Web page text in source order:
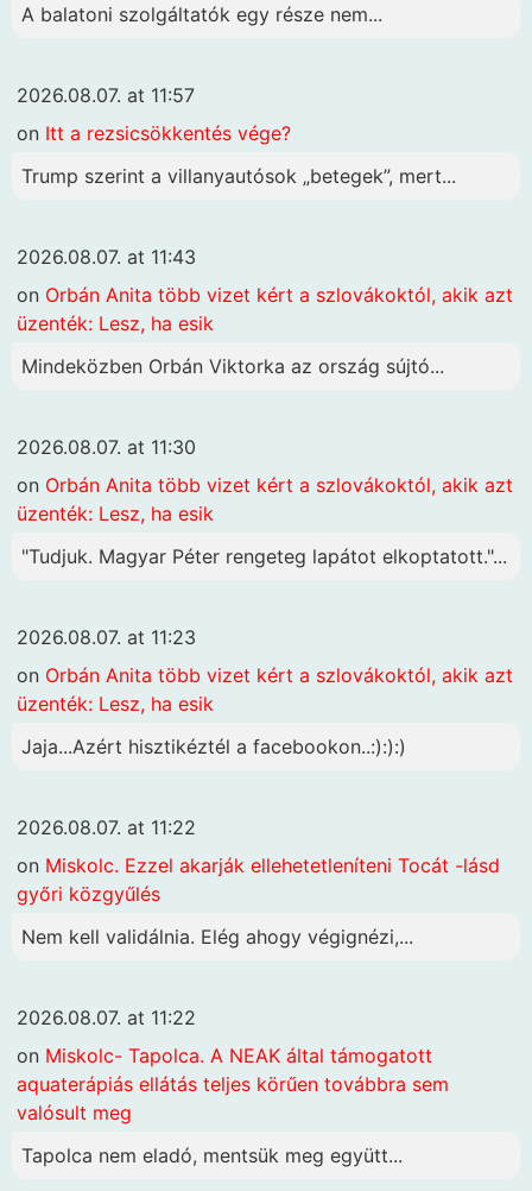
A balatoni szolgáltatók egy része nem...
2026.08.07. at 11:57
on Itt a rezsicsökkentés vége?
Trump szerint a villanyautósok „betegek”, mert...
2026.08.07. at 11:43
on Orbán Anita több vizet kért a szlovákoktól, akik azt
üzenték: Lesz, ha esik
Mindeközben Orbán Viktorka az ország sújtó...
2026.08.07. at 11:30
on Orbán Anita több vizet kért a szlovákoktól, akik azt
üzenték: Lesz, ha esik
"Tudjuk. Magyar Péter rengeteg lapátot elkoptatott."...
2026.08.07. at 11:23
on Orbán Anita több vizet kért a szlovákoktól, akik azt
üzenték: Lesz, ha esik
Jaja...Azért hisztikéztél a facebookon..:):):)
2026.08.07. at 11:22
on Miskolc. Ezzel akarják ellehetetleníteni Tocát -lásd
győri közgyűlés
Nem kell validálnia. Elég ahogy végignézi,...
2026.08.07. at 11:22
on Miskolc- Tapolca. A NEAK által támogatott
aquaterápiás ellátás teljes körűen továbbra sem
valósult meg
Tapolca nem eladó, mentsük meg együtt...